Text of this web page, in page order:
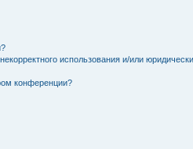
использования и/или
конференции?